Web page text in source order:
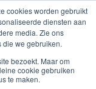
cookies worden gebruikt
diensten aan
media. Zie ons
die we gebruiken.
bezoekt. Maar om
cookie gebruiken
te maken.